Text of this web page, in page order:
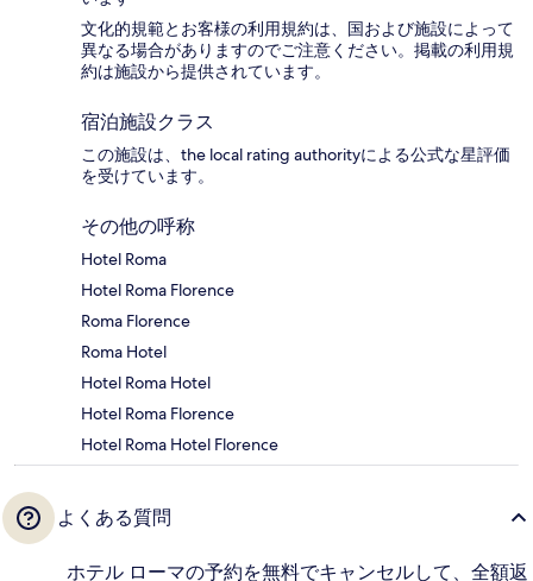
文化的規範とお客様の利用規約は、国および施設によって
異なる場合がありますのでご注意ください。掲載の利用規
約は施設から提供されています。
宿泊施設クラス
この施設は、the local rating authorityによる公式な星評価
を受けています。
その他の呼称
Hotel Roma
Hotel Roma Florence
Roma Florence
Roma Hotel
Hotel Roma Hotel
Hotel Roma Florence
Hotel Roma Hotel Florence
よくある質問
ホテル ローマの予約を無料でキャンセルして、全額返